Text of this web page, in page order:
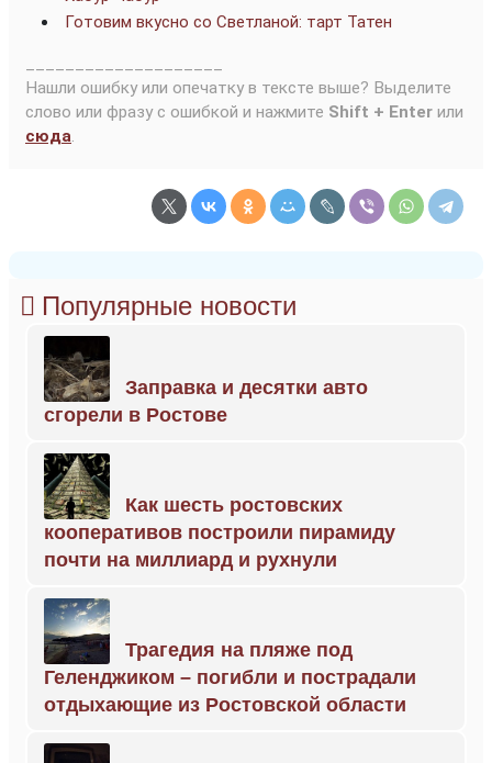
Готовим вкусно со Светланой: тарт Татен
Нашли ошибку или опечатку в тексте выше? Выделите
слово или фразу с ошибкой и нажмите Shift + Enter или
сюда.
Популярные новости
Заправка и десятки авто
сгорели в Ростове
Как шесть ростовских
кооперативов построили пирамиду
почти на миллиард и рухнули
Трагедия на пляже под
Геленджиком – погибли и пострадали
отдыхающие из Ростовской области